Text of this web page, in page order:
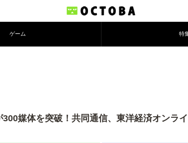
ゲーム 特
媒体を突破！共同通信、東洋経済オンラ